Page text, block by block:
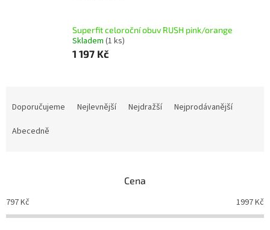
Superfit celoroční obuv RUSH pink/orange
Skladem (1 ks)
1 197 Kč
o
d
Doporučujeme Nejlevnější Nejdražší
Nejprodávanější
Abecedně
Cena
797Kč 1997Kč